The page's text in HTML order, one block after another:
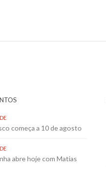
começa a 10 de agosto
abre hoje com Matias